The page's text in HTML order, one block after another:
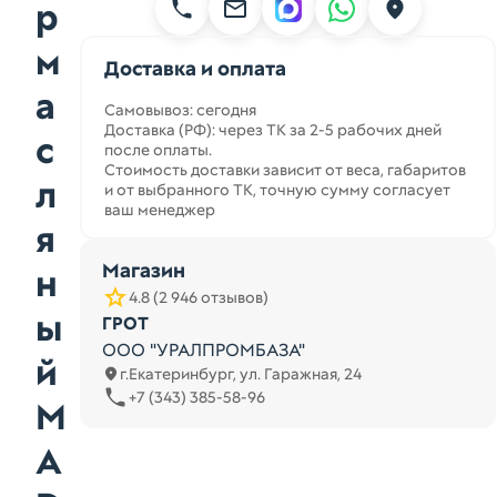
р
м
а
с
л
я
н
ы
й
M
A
Доставка и оплата
Самовывоз: сегодня
Доставка (РФ): через ТК за 2-5 рабочих дней
после оплаты.
Стоимость доставки зависит от веса, габаритов
и от выбранного ТК, точную сумму согласует
ваш менеджер
Магазин
4.8 (2 946 отзывов)
ГРОТ
ООО "УРАЛПРОМБАЗА"
г.Екатеринбург, ул. Гаражная, 24
+7 (343) 385-58-96